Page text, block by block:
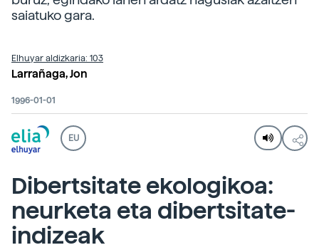
saiatuko gara.
Elhuyar aldizkaria: 103
Larrañaga, Jon
1996-01-01
EU
Dibertsitate ekologikoa:
neurketa eta dibertsitate-
indizeak